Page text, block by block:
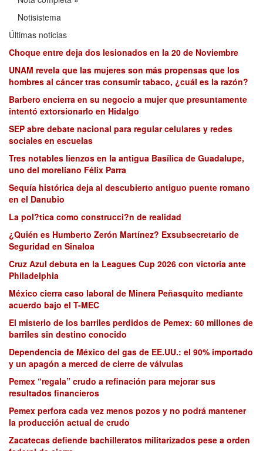
Notisistema
Últimas noticias
Choque entre deja dos lesionados en la 20 de Noviembre
UNAM revela que las mujeres son más propensas que los
hombres al cáncer tras consumir tabaco, ¿cuál es la razón?
Barbero encierra en su negocio a mujer que presuntamente
intentó extorsionarlo en Hidalgo
SEP abre debate nacional para regular celulares y redes
sociales en escuelas
Tres notables lienzos en la antigua Basílica de Guadalupe,
uno del moreliano Félix Parra
Sequía histórica deja al descubierto antiguo puente romano
en el Danubio
La pol?tica como construcci?n de realidad
¿Quién es Humberto Zerón Martínez? Exsubsecretario de
Seguridad en Sinaloa
Cruz Azul debuta en la Leagues Cup 2026 con victoria ante
Philadelphia
México cierra caso laboral de Minera Peñasquito mediante
acuerdo bajo el T-MEC
El misterio de los barriles perdidos de Pemex: 60 millones de
barriles sin destino conocido
Dependencia de México del gas de EE.UU.: el 90% importado
y un apagón a merced de cierre de válvulas
Pemex “regala” crudo a refinación para mejorar sus
resultados financieros
Pemex perfora cada vez menos pozos y no podrá mantener
la producción actual de crudo
Zacatecas defiende bachilleratos militarizados pese a orden